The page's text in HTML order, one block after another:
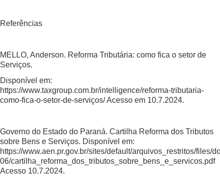
Referências
MELLO, Anderson. Reforma Tributária: como fica o setor de
Serviços.
Disponível em:
https://www.taxgroup.com.br/intelligence/reforma-tributaria-
como-fica-o-setor-de-serviços/ Acesso em 10.7.2024.
Governo do Estado do Paraná. Cartilha Reforma dos Tributos
sobre Bens e Serviços. Disponível em:
https://www.aen.pr.gov.br/sites/default/arquivos_restritos/files/
06/cartilha_reforma_dos_tributos_sobre_bens_e_servicos.pdf
Acesso 10.7.2024.